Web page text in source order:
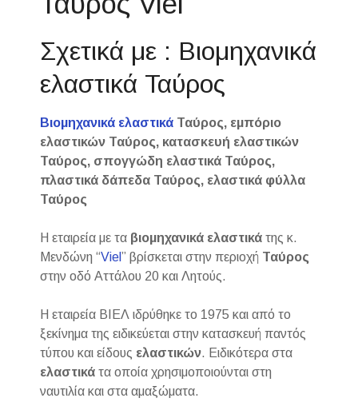
Σχετικά με : Βιομηχανικά
ελαστικά Ταύρος
Βιομηχανικά ελαστικά Ταύρος, εμπόριο
ελαστικών Ταύρος, κατασκευή ελαστικών
Ταύρος, σπογγώδη ελαστικά Ταύρος,
πλαστικά δάπεδα Ταύρος, ελαστικά φύλλα
Ταύρος
Η εταιρεία με τα βιομηχανικά ελαστικά της κ.
Μενδώνη “Viel” βρίσκεται στην περιοχή Ταύρος
στην οδό Αττάλου 20 και Λητούς.
Η εταιρεία ΒΙΕΛ ιδρύθηκε το 1975 και από το
ξεκίνημα της ειδικεύεται στην κατασκευή παντός
τύπου και είδους ελαστικών. Ειδικότερα στα
ελαστικά τα οποία χρησιμοποιούνται στη
ναυτιλία και στα αμαξώματα.